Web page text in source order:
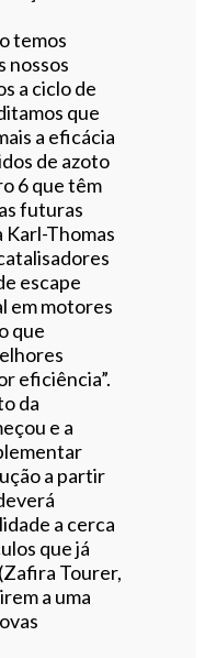
temos
nossos
a ciclo de
que
a eficácia
de azoto
6 que têm
futuras
Karl-Thomas
escape
em motores
que
eficiência”.
da
e a
a partir
a cerca
que já
Tourer,
a uma